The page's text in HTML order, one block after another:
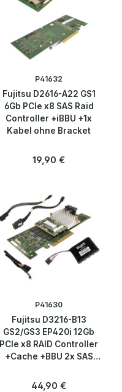
P41632
Fujitsu D2616-A22 GS1
6Gb PCle x8 SAS Raid
Controller +iBBU +1x
Kabel ohne Bracket
Regulärer Preis:
19,90 €
P41630
Fujitsu D3216-B13
GS2/GS3 EP420i 12Gb
PCIe x8 RAID Controller
+Cache +BBU 2x SAS
Regulärer Preis:
44,90 €